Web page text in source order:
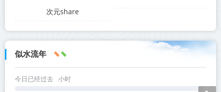
次元share
似水流年
今日已经过去 小时